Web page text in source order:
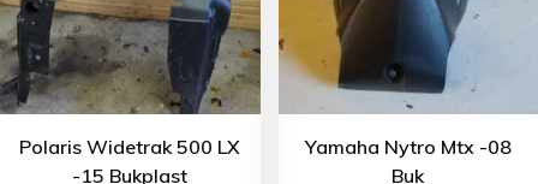
Polaris Widetrak 500 LX
-15 Bukplast
Yamaha Nytro Mtx -08
Buk